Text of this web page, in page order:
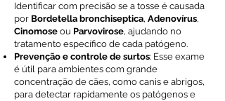
Identificar com precisão se a tosse é causada
por Bordetella bronchiseptica, Adenovírus,
Cinomose ou Parvovirose, ajudando no
tratamento específico de cada patógeno.
Prevenção e controle de surtos: Esse exame
é útil para ambientes com grande
concentração de cães, como canis e abrigos,
para detectar rapidamente os patógenos e